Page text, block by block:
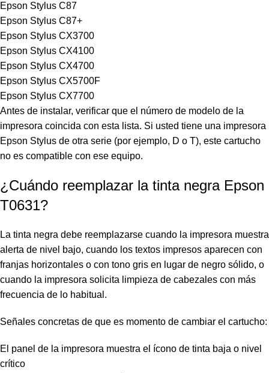
Epson Stylus C87
Epson Stylus C87+
Epson Stylus CX3700
Epson Stylus CX4100
Epson Stylus CX4700
Epson Stylus CX5700F
Epson Stylus CX7700
Antes de instalar, verificar que el número de modelo de la
impresora coincida con esta lista. Si usted tiene una impresora
Epson Stylus de otra serie (por ejemplo, D o T), este cartucho
no es compatible con ese equipo.
¿Cuándo reemplazar la tinta negra Epson
T0631?
La tinta negra debe reemplazarse cuando la impresora muestra
alerta de nivel bajo, cuando los textos impresos aparecen con
franjas horizontales o con tono gris en lugar de negro sólido, o
cuando la impresora solicita limpieza de cabezales con más
frecuencia de lo habitual.
Señales concretas de que es momento de cambiar el cartucho:
El panel de la impresora muestra el ícono de tinta baja o nivel
crítico